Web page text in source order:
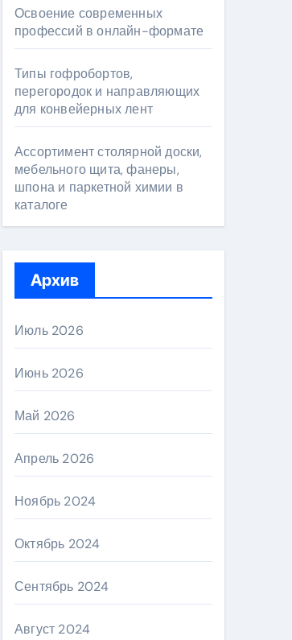
Освоение современных
профессий в онлайн-формате
Типы гофробортов,
перегородок и направляющих
для конвейерных лент
Ассортимент столярной доски,
мебельного щита, фанеры,
шпона и паркетной химии в
каталоге
Архив
Июль 2026
Июнь 2026
Май 2026
Апрель 2026
Ноябрь 2024
Октябрь 2024
Сентябрь 2024
Август 2024